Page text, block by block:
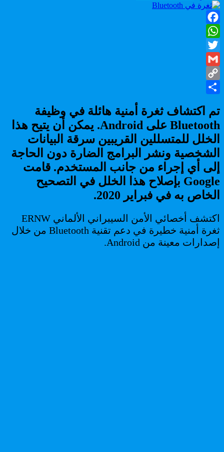
(خاص
أندرويد)
Facebook
WhatsApp
Twitter
Gmail
Copy
تم اكتشاف ثغرة أمنية هائلة في وظيفة
Bluetooth على Android. يمكن أن يتيح هذا
الخلل للمتسللين القريبين سرقة البيانات
الشخصية ونشر البرامج الضارة دون الحاجة
إلى أي إجراء من جانب المستخدم. قامت
Google بإصلاح هذا الخلل في التصحيح
الخاص به في فبراير 2020.
اكتشف أخصائي الأمن السيبراني الألماني ERNW
ثغرة أمنية خطيرة في دعم تقنية Bluetooth من خلال
إصدارات معينة من Android.